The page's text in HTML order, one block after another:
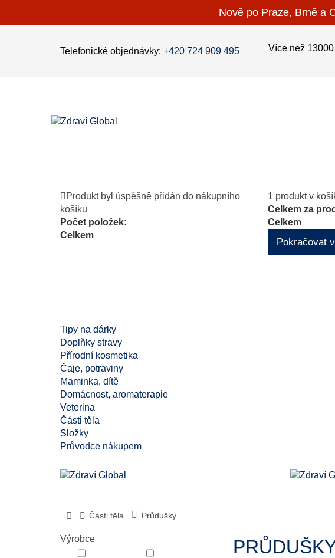
Nově po Praze, Brně a
Telefonické objednávky: +420 724 909 495 Více než
Produkt byl úspěšně přidán do nákupního
košíku
Počet položek:
Celkem
1 produkt v
Celkem za
Celkem
Pokračovat
Tipy na dárky
Doplňky stravy
Přírodní kosmetika
Čaje, potraviny
Maminka, dítě
Domácnost, aromaterapie
Veterina
Části těla
Složky
Průvodce nákupem
Části těla Průdušky
Výrobce